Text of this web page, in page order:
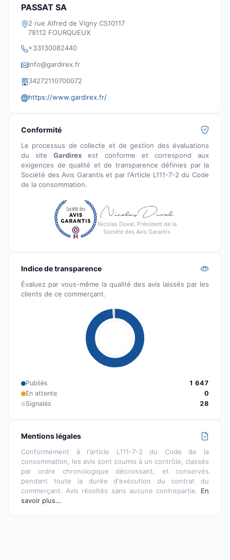
PASSAT SA
2 rue Alfred de Vigny CS10117
78112 FOURQUEUX
+33130082440
info@gardirex.fr
34272110700072
https://www.gardirex.fr/
Conformité
Le processus de collecte et de gestion des évaluations
du siteGardirex est conforme et correspond aux
exigences de qualité et de transparence définies par la
Société des Avis Garantis et par l'Article L111-7-2 du Code
de la consommation.
Nicolas Duval, Président de la
Société des Avis Garantis
Indice de transparence
Évaluez par vous-même la qualité des avis laissés par les
clients de ce commerçant.
Publiés
1 647
En attente
0
Signalés
28
Mentions légales
Conformément à l'article L111-7-2 du Code de la
consommation, les avis sont soumis à un contrôle, classés
par ordre chronologique décroissant, et conservés
pendant toute la durée d'exécution du contrat du
commerçant. Avis récoltés sans aucune contrepartie. En
savoir plus…